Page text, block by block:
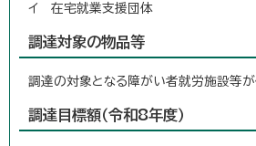
イ 在宅就業支援団体
調達対象の物品等
調達の対象となる障がい者就労施設等
調達目標額（令和8年度）